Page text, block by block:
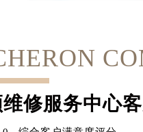
查尔斯·彼
资深江诗丹顿制表师
是中山江诗丹顿维修
(中山江诗丹顿维修保
的高级技师之一
修服务中心